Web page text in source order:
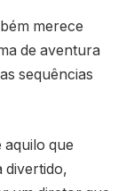
merece
de aventura
sequências
que
divertido,